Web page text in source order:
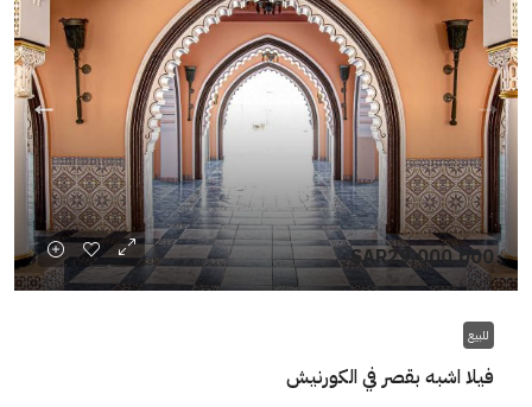
SAR29,000,000
للبيع
فيلا اشبه بقصر في الكورنيش